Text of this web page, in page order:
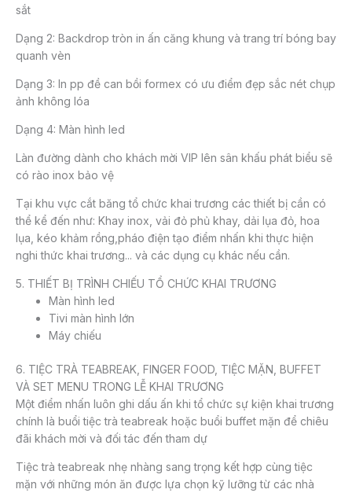
sắt
Dạng 2: Backdrop tròn in ấn căng khung và trang trí bóng bay
quanh vèn
Dạng 3: In pp đề can bồi formex có ưu điểm đẹp sắc nét chụp
ảnh không lóa
Dạng 4: Màn hình led
Làn đường dành cho khách mời VIP lên sân khấu phát biểu sẽ
có rào inox bảo vệ
Tại khu vực cắt băng tổ chức khai trương các thiết bị cần có
thể kể đến như: Khay inox, vải đỏ phủ khay, dải lụa đỏ, hoa
lụa, kéo khảm rồng,pháo điện tạo điểm nhấn khi thực hiện
nghi thức khai trương... và các dụng cụ khác nếu cần.
5. THIẾT BỊ TRÌNH CHIẾU TỔ CHỨC KHAI TRƯƠNG
Màn hình led
Tivi màn hình lớn
Máy chiếu
6. TIỆC TRÀ TEABREAK, FINGER FOOD, TIỆC MẶN, BUFFET
VÀ SET MENU TRONG LỄ KHAI TRƯƠNG
Một điểm nhấn luôn ghi dấu ấn khi tổ chức sự kiện khai trương
chính là buổi tiệc trà teabreak hoặc buổi buffet mặn để chiêu
đãi khách mời và đối tác đến tham dự
Tiệc trà teabreak nhẹ nhàng sang trọng kết hợp cùng tiệc
mặn với những món ăn được lựa chọn kỹ lưỡng từ các nhà